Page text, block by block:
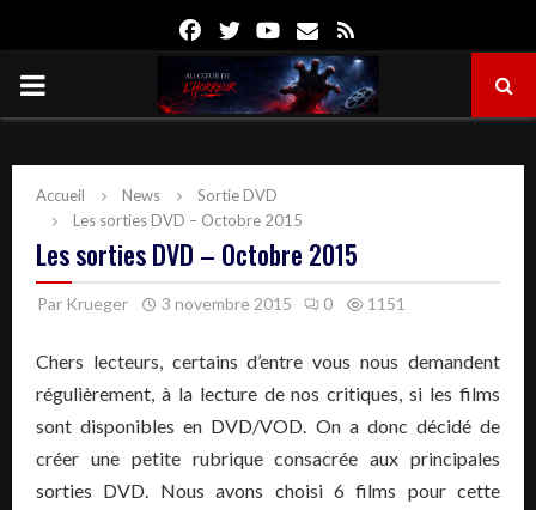
FacebookTwitterYoutube
Email
PRIMARY
Accueil News
Sortie DVD
Les sorties DVD – Octobre 2015
Les sorties DVD – Octobre 2015
Par Krueger 3 novembre 2015 0 1151
Chers lecteurs, certains d’entre vous nous demandent
régulièrement, à la lecture de nos critiques, si les films
sont disponibles en DVD/VOD. On a donc décidé de
créer une petite rubrique consacrée aux principales
sorties DVD. Nous avons choisi 6 films pour cette